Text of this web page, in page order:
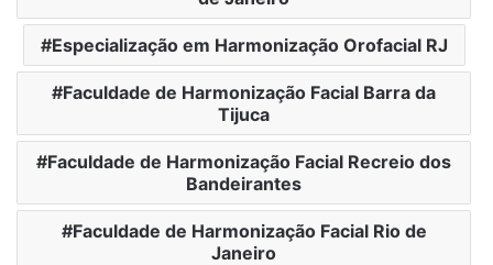
Especialização em Harmonização Orofacial RJ
Faculdade de Harmonização Facial Barra da
Tijuca
Faculdade de Harmonização Facial Recreio dos
Bandeirantes
Faculdade de Harmonização Facial Rio de
Janeiro